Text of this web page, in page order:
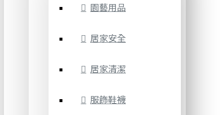
園藝用品
居家安全
居家清潔
服飾鞋襪